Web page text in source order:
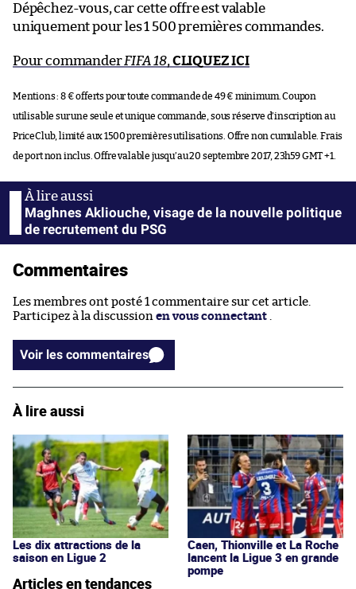
Dépêchez-vous, car cette offre est valable
uniquement pour les 1 500 premières commandes.
Pour commanderFIFA 18, CLIQUEZ ICI
Mentions : 8 € offerts pour toute commande de 49 € minimum. Coupon
utilisable sur une seule et unique commande, sous réserve d’inscription au
PriceClub, limité aux 1500 premières utilisations. Offre non cumulable. Frais
de port non inclus. Offre valable jusqu’au 20 septembre 2017, 23h59 GMT +1.
Maghnes Akliouche, visage de la nouvelle politique
de recrutement du PSG
Commentaires
Les membres ont posté 1 commentaire sur cet article.
Participez à la discussion en vous connectant
Voir les commentaires
À lire aussi
Les dix attractions de la
saison en Ligue 2
Caen, Thionville et La Roche
lancent la Ligue 3 en grande
pompe
Articles en tendances